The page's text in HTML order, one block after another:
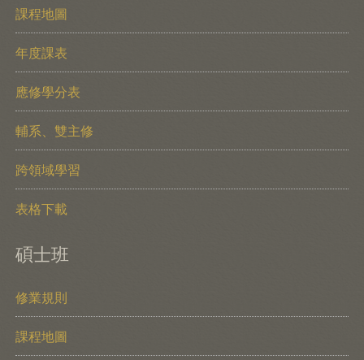
課程地圖
年度課表
應修學分表
輔系、雙主修
跨領域學習
表格下載
碩士班
修業規則
課程地圖